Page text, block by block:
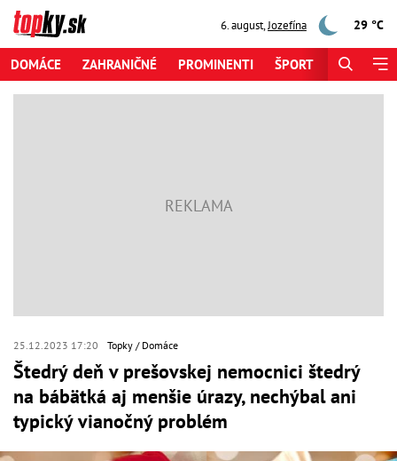
6. august,Jozefína 29 °C
DOMÁCE ZAHRANIČNÉ PROMINENTI ŠPORT
25.12.2023 17:20 Topky Domáce
Štedrý deň v prešovskej nemocnici štedrý
na bábätká aj menšie úrazy, nechýbal ani
typický vianočný problém